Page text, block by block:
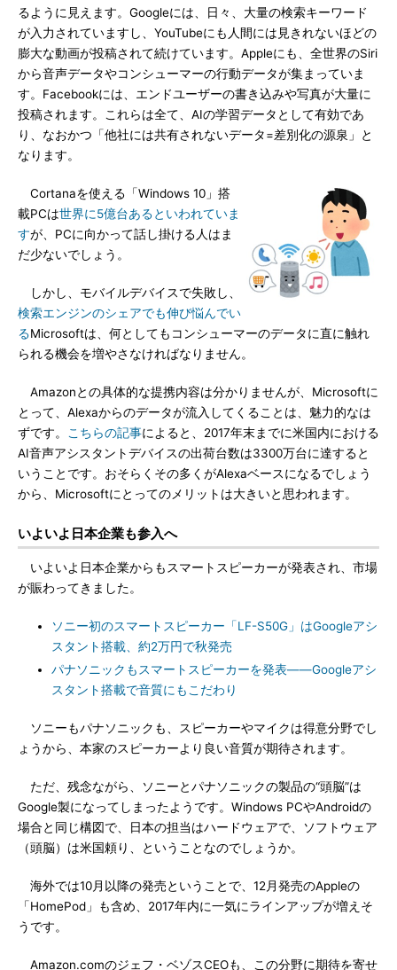
るように見えます。Googleには、日々、大量の検索キーワード
が入力されていますし、YouTubeにも人間には見きれないほどの
膨大な動画が投稿されて続けています。Appleにも、全世界のSiri
から音声データやコンシューマーの行動データが集まっていま
す。Facebookには、エンドユーザーの書き込みや写真が大量に
投稿されます。これらは全て、AIの学習データとして有効であ
り、なおかつ「他社には共有されないデータ=差別化の源泉」と
なります。
Cortanaを使える「Windows 10」搭
載PCは世界に5億台あるといわれていま
すが、PCに向かって話し掛ける人はま
だ少ないでしょう。
しかし、モバイルデバイスで失敗し、
検索エンジンのシェアでも伸び悩んでい
るMicrosoftは、何としてもコンシューマーのデータに直に触れ
られる機会を増やさなければなりません。
Amazonとの具体的な提携内容は分かりませんが、Microsoftに
とって、Alexaからのデータが流入してくることは、魅力的なは
ずです。
こちらの記事によると、2017年末までに米国内における
AI音声アシスタントデバイスの出荷台数は3300万台に達すると
いうことです。おそらくその多くがAlexaベースになるでしょう
から、Microsoftにとってのメリットは大きいと思われます。
いよいよ日本企業も参入へ
いよいよ日本企業からもスマートスピーカーが発表され、市場
が賑わってきました。
ソニー初のスマートスピーカー「LF-S50G」はGoogleアシ
スタント搭載、約2万円で秋発売
パナソニックもスマートスピーカーを発表――Googleアシ
スタント搭載で音質にもこだわり
ソニーもパナソニックも、スピーカーやマイクは得意分野でし
ょうから、本家のスピーカーより良い音質が期待されます。
ただ、残念ながら、ソニーとパナソニックの製品の“頭脳”は
Google製になってしまったようです。Windows PCやAndroidの
場合と同じ構図で、日本の担当はハードウェアで、ソフトウェア
（頭脳）は米国頼り、ということなのでしょうか。
海外では10月以降の発売ということで、12月発売のAppleの
「HomePod」も含め、2017年内に一気にラインアップが増えそ
うです。
Amazon.comのジェフ・ベゾスCEOも、この分野に期待を寄せ